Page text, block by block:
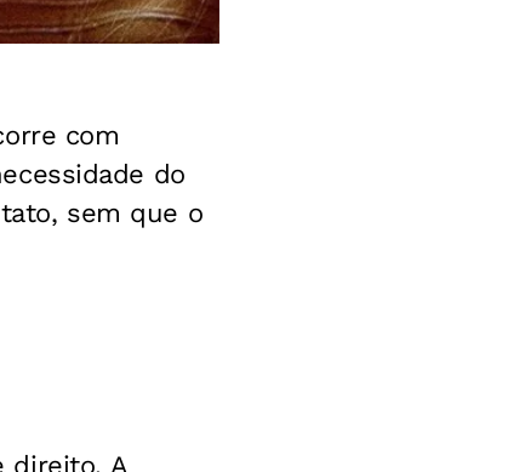
com
do
sem que o
direito. A